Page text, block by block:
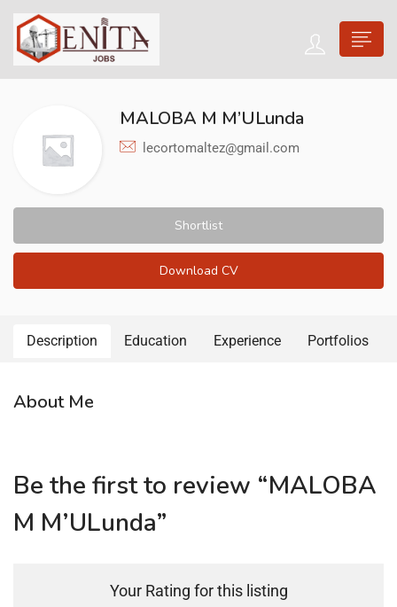
MALOBA M M’ULunda
lecortomaltez@gmail.com
Shortlist
Download CV
Description Education Experience Portfolios
About Me
Be the first to review “MALOBA
M M’ULunda”
Your Rating for this listing